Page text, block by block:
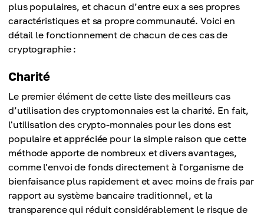
plus populaires, et chacun d’entre eux a ses propres
caractéristiques et sa propre communauté. Voici en
détail le fonctionnement de chacun de ces cas de
cryptographie :
Charité
Le premier élément de cette liste des meilleurs cas
d’utilisation des cryptomonnaies est la charité. En fait,
l'utilisation des crypto-monnaies pour les dons est
populaire et appréciée pour la simple raison que cette
méthode apporte de nombreux et divers avantages,
comme l'envoi de fonds directement à l'organisme de
bienfaisance plus rapidement et avec moins de frais par
rapport au système bancaire traditionnel, et la
transparence qui réduit considérablement le risque de